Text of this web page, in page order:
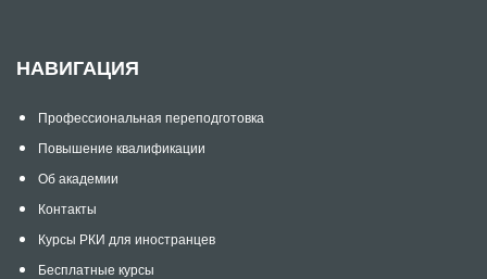
НАВИГАЦИЯ
Профессиональная переподготовка
Повышение квалификации
Об академии
Контакты
Курсы РКИ для иностранцев
Бесплатные курсы